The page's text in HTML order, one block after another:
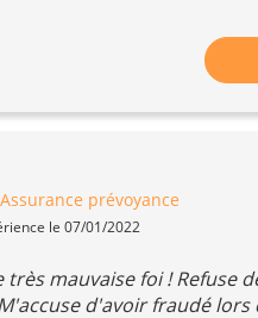
Assurance prévoyance
le 07/01/2022
mauvaise foi ! Refuse
d'avoir fraudé